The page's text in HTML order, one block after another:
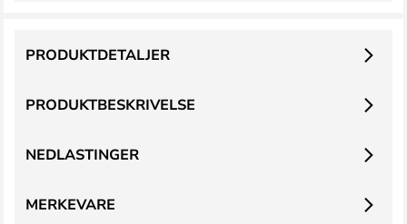
PRODUKTBESKRIVELSE
PRODUKTDETALJER
NEDLASTINGER
MERKEVARE